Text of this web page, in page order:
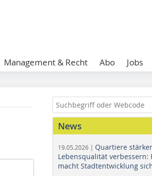
Management & Recht Abo Jobs
News
19.05.2026 | Quartiere
Lebensqualität verbessern:
macht Stadtentwicklung